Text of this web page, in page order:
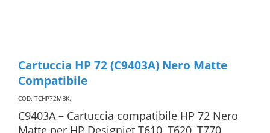
Cartuccia HP 72 (C9403A) Nero Matte
Compatibile
COD: TCHP72MBK.
C9403A – Cartuccia compatibile HP 72 Nero